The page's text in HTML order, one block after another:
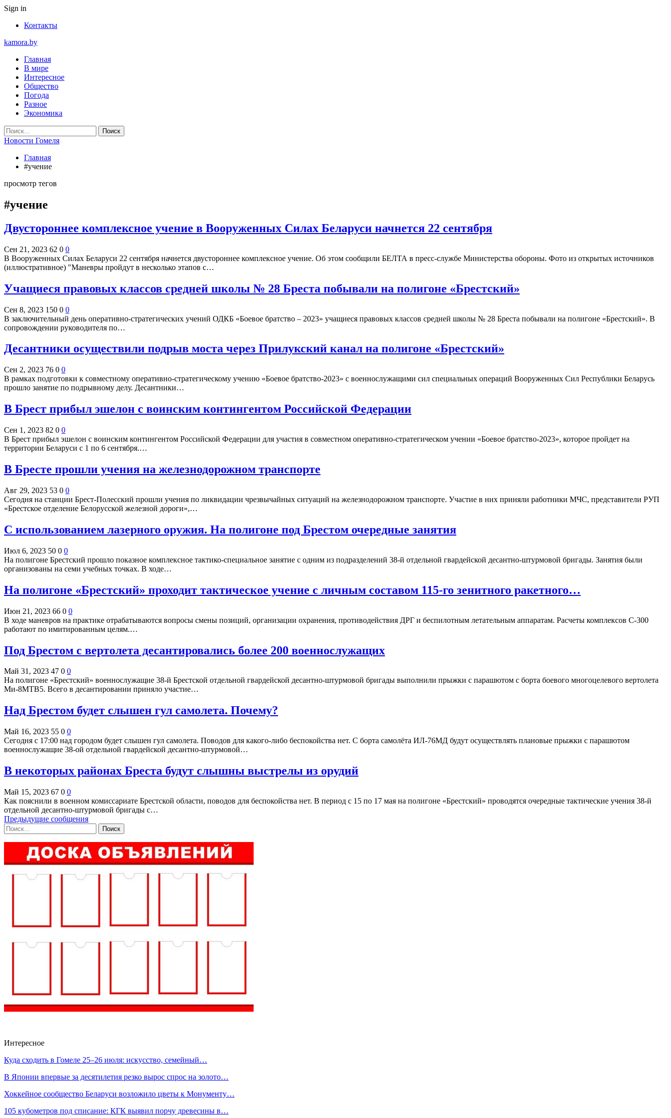
Sign in
Контакты
kamora.by
Главная
В мире
Интересное
Общество
Погода
Разное
Экономика
Новости Гомеля
Главная
#учение
просмотр тегов
#учение
Двустороннее комплексное учение в Вооруженных Силах Беларуси начнется 22 сентября
Сен 21, 2023 62 0 0
В Вооруженных Силах Беларуси 22 сентября начнется двустороннее комплексное учение. Об этом сообщили БЕЛТА в пресс-службе Министерства обороны. Фото из открытых источников
(иллюстративное) "Маневры пройдут в несколько этапов с…
Учащиеся правовых классов средней школы № 28 Бреста побывали на полигоне «Брестский»
Сен 8, 2023 150 0 0
В заключительный день оперативно-стратегических учений ОДКБ «Боевое братство – 2023» учащиеся правовых классов средней школы № 28 Бреста побывали на полигоне «Брестский». В
сопровождении руководителя по…
Десантники осуществили подрыв моста через Прилукский канал на полигоне «Брестский»
Сен 2, 2023 76 0 0
В рамках подготовки к совместному оперативно-стратегическому учению «Боевое братство-2023» с военнослужащими сил специальных операций Вооруженных Сил Республики Беларусь
прошло занятие по подрывному делу. Десантники…
В Брест прибыл эшелон с воинским контингентом Российской Федерации
Сен 1, 2023 82 0 0
В Брест прибыл эшелон с воинским контингентом Российской Федерации для участия в совместном оперативно-стратегическом учении «Боевое братство-2023», которое пройдет на
территории Беларуси с 1 по 6 сентября.…
В Бресте прошли учения на железнодорожном транспорте
Авг 29, 2023 53 0 0
Сегодня на станции Брест-Полесский прошли учения по ликвидации чрезвычайных ситуаций на железнодорожном транспорте. Участие в них приняли работники МЧС, представители РУП
«Брестское отделение Белорусской железной дороги»,…
С использованием лазерного оружия. На полигоне под Брестом очередные занятия
Июл 6, 2023 50 0 0
На полигоне Брестский прошло показное комплексное тактико-специальное занятие с одним из подразделений 38-й отдельной гвардейской десантно-штурмовой бригады. Занятия были
организованы на семи учебных точках. В ходе…
На полигоне «Брестский» проходит тактическое учение с личным составом 115-го зенитного ракетного…
Июн 21, 2023 66 0 0
В ходе маневров на практике отрабатываются вопросы смены позиций, организации охранения, противодействия ДРГ и беспилотным летательным аппаратам. Расчеты комплексов С-300
работают по имитированным целям.…
Под Брестом с вертолета десантировались более 200 военнослужащих
Май 31, 2023 47 0 0
На полигоне «Брестский» военнослужащие 38-й Брестской отдельной гвардейской десантно-штурмовой бригады выполнили прыжки с парашютом с борта боевого многоцелевого вертолета
Ми-8МТВ5. Всего в десантировании приняло участие…
Над Брестом будет слышен гул самолета. Почему?
Май 16, 2023 55 0 0
Сегодня с 17:00 над городом будет слышен гул самолета. Поводов для какого-либо беспокойства нет. С борта самолёта ИЛ-76МД будут осуществлять плановые прыжки с парашютом
военнослужащие 38-ой отдельной гвардейской десантно-штурмовой…
В некоторых районах Бреста будут слышны выстрелы из орудий
Май 15, 2023 67 0 0
Как пояснили в военном комиссариате Брестской области, поводов для беспокойства нет. В период с 15 по 17 мая на полигоне «Брестский» проводятся очередные тактические учения 38-й
отдельной десантно-штурмовой бригады с…
Предыдущие сообщения
Интересное
Куда сходить в Гомеле 25–26 июля: искусство, семейный…
В Японии впервые за десятилетия резко вырос спрос на золото…
Хоккейное сообщество Беларуси возложило цветы к Монументу…
105 кубометров под списание: КГК выявил порчу древесины в…